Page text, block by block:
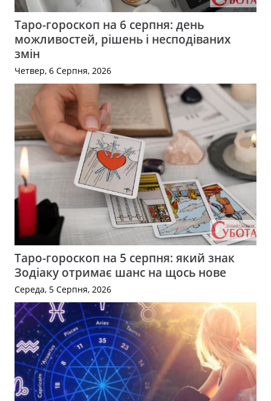
Таро-гороскоп на 6 серпня: день
можливостей, рішень і несподіваних
змін
Четвер, 6 Серпня, 2026
Таро-гороскоп на 5 серпня: який знак
Зодіаку отримає шанс на щось нове
Середа, 5 Серпня, 2026